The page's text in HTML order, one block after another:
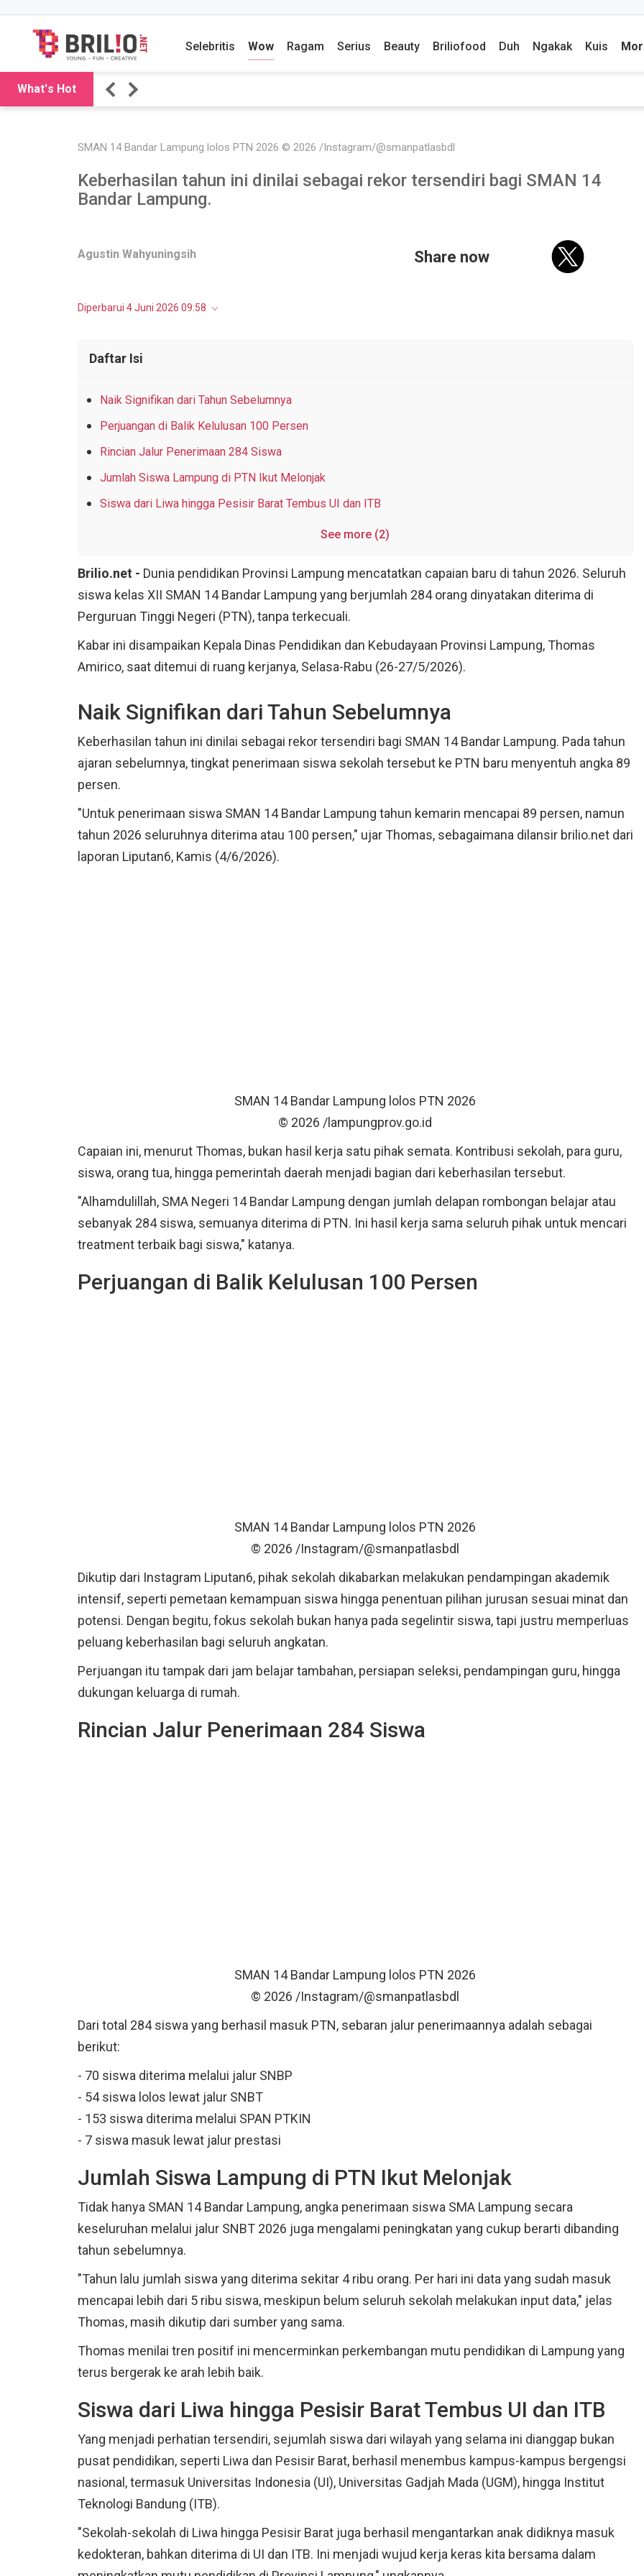
Selebritis Wow Ragam Serius Beauty Briliofood Duh Ngakak Kuis
What's Hot
BRILIO»WOW!
Hebat! 284 Siswa SMAN 14 Bandar Lampung
ke PTN 2026, tembus UI hingga ITB
SMAN 14 Bandar Lampung lolos PTN 2026 © 2026 /Instagram/@smanpatlasbdl
Keberhasilan tahun ini dinilai sebagai rekor tersendiri bagi SMAN 14
Bandar Lampung.
Agustin Wahyuningsih Share now
Diperbarui 4 Juni 2026 09:58
Daftar Isi
Naik Signifikan dari Tahun Sebelumnya
Perjuangan di Balik Kelulusan 100 Persen
Rincian Jalur Penerimaan 284 Siswa
Jumlah Siswa Lampung di PTN Ikut Melonjak
Siswa dari Liwa hingga Pesisir Barat Tembus UI dan ITB
See more (2)
Brilio.net - Dunia pendidikan Provinsi Lampung mencatatkan capaian baru di tahun 2026. Seluruh
siswa kelas XII SMAN 14 Bandar Lampung yang berjumlah 284 orang dinyatakan diterima di
Perguruan Tinggi Negeri (PTN), tanpa terkecuali.
Kabar ini disampaikan Kepala Dinas Pendidikan dan Kebudayaan Provinsi Lampung, Thomas
Amirico, saat ditemui di ruang kerjanya, Selasa-Rabu (26-27/5/2026).
Naik Signifikan dari Tahun Sebelumnya
Keberhasilan tahun ini dinilai sebagai rekor tersendiri bagi SMAN 14 Bandar Lampung. Pada tahun
ajaran sebelumnya, tingkat penerimaan siswa sekolah tersebut ke PTN baru menyentuh angka 89
persen.
"Untuk penerimaan siswa SMAN 14 Bandar Lampung tahun kemarin mencapai 89 persen, namun
tahun 2026 seluruhnya diterima atau 100 persen," ujar Thomas, sebagaimana dilansir brilio.net dari
laporan Liputan6, Kamis (4/6/2026).
SMAN 14 Bandar Lampung lolos PTN 2026
© 2026 /lampungprov.go.id
Capaian ini, menurut Thomas, bukan hasil kerja satu pihak semata. Kontribusi sekolah, para guru,
siswa, orang tua, hingga pemerintah daerah menjadi bagian dari keberhasilan tersebut.
"Alhamdulillah, SMA Negeri 14 Bandar Lampung dengan jumlah delapan rombongan belajar atau
sebanyak 284 siswa, semuanya diterima di PTN. Ini hasil kerja sama seluruh pihak untuk mencari
treatment terbaik bagi siswa," katanya.
Perjuangan di Balik Kelulusan 100 Persen
SMAN 14 Bandar Lampung lolos PTN 2026
© 2026 /Instagram/@smanpatlasbdl
Dikutip dari Instagram Liputan6, pihak sekolah dikabarkan melakukan pendampingan akademik
intensif, seperti pemetaan kemampuan siswa hingga penentuan pilihan jurusan sesuai minat dan
potensi. Dengan begitu, fokus sekolah bukan hanya pada segelintir siswa, tapi justru memperluas
peluang keberhasilan bagi seluruh angkatan.
Perjuangan itu tampak dari jam belajar tambahan, persiapan seleksi, pendampingan guru, hingga
dukungan keluarga di rumah.
Rincian Jalur Penerimaan 284 Siswa
SMAN 14 Bandar Lampung lolos PTN 2026
© 2026 /Instagram/@smanpatlasbdl
Dari total 284 siswa yang berhasil masuk PTN, sebaran jalur penerimaannya adalah sebagai
berikut:
- 70 siswa diterima melalui jalur SNBP
- 54 siswa lolos lewat jalur SNBT
- 153 siswa diterima melalui SPAN PTKIN
- 7 siswa masuk lewat jalur prestasi
Jumlah Siswa Lampung di PTN Ikut Melonjak
Tidak hanya SMAN 14 Bandar Lampung, angka penerimaan siswa SMA Lampung secara
keseluruhan melalui jalur SNBT 2026 juga mengalami peningkatan yang cukup berarti dibanding
tahun sebelumnya.
"Tahun lalu jumlah siswa yang diterima sekitar 4 ribu orang. Per hari ini data yang sudah masuk
mencapai lebih dari 5 ribu siswa, meskipun belum seluruh sekolah melakukan input data," jelas
Thomas, masih dikutip dari sumber yang sama.
Thomas menilai tren positif ini mencerminkan perkembangan mutu pendidikan di Lampung yang
terus bergerak ke arah lebih baik.
Siswa dari Liwa hingga Pesisir Barat Tembus UI dan ITB
Yang menjadi perhatian tersendiri, sejumlah siswa dari wilayah yang selama ini dianggap bukan
pusat pendidikan, seperti Liwa dan Pesisir Barat, berhasil menembus kampus-kampus bergengsi
nasional, termasuk Universitas Indonesia (UI), Universitas Gadjah Mada (UGM), hingga Institut
Teknologi Bandung (ITB).
"Sekolah-sekolah di Liwa hingga Pesisir Barat juga berhasil mengantarkan anak didiknya masuk
kedokteran, bahkan diterima di UI dan ITB. Ini menjadi wujud kerja keras kita bersama dalam